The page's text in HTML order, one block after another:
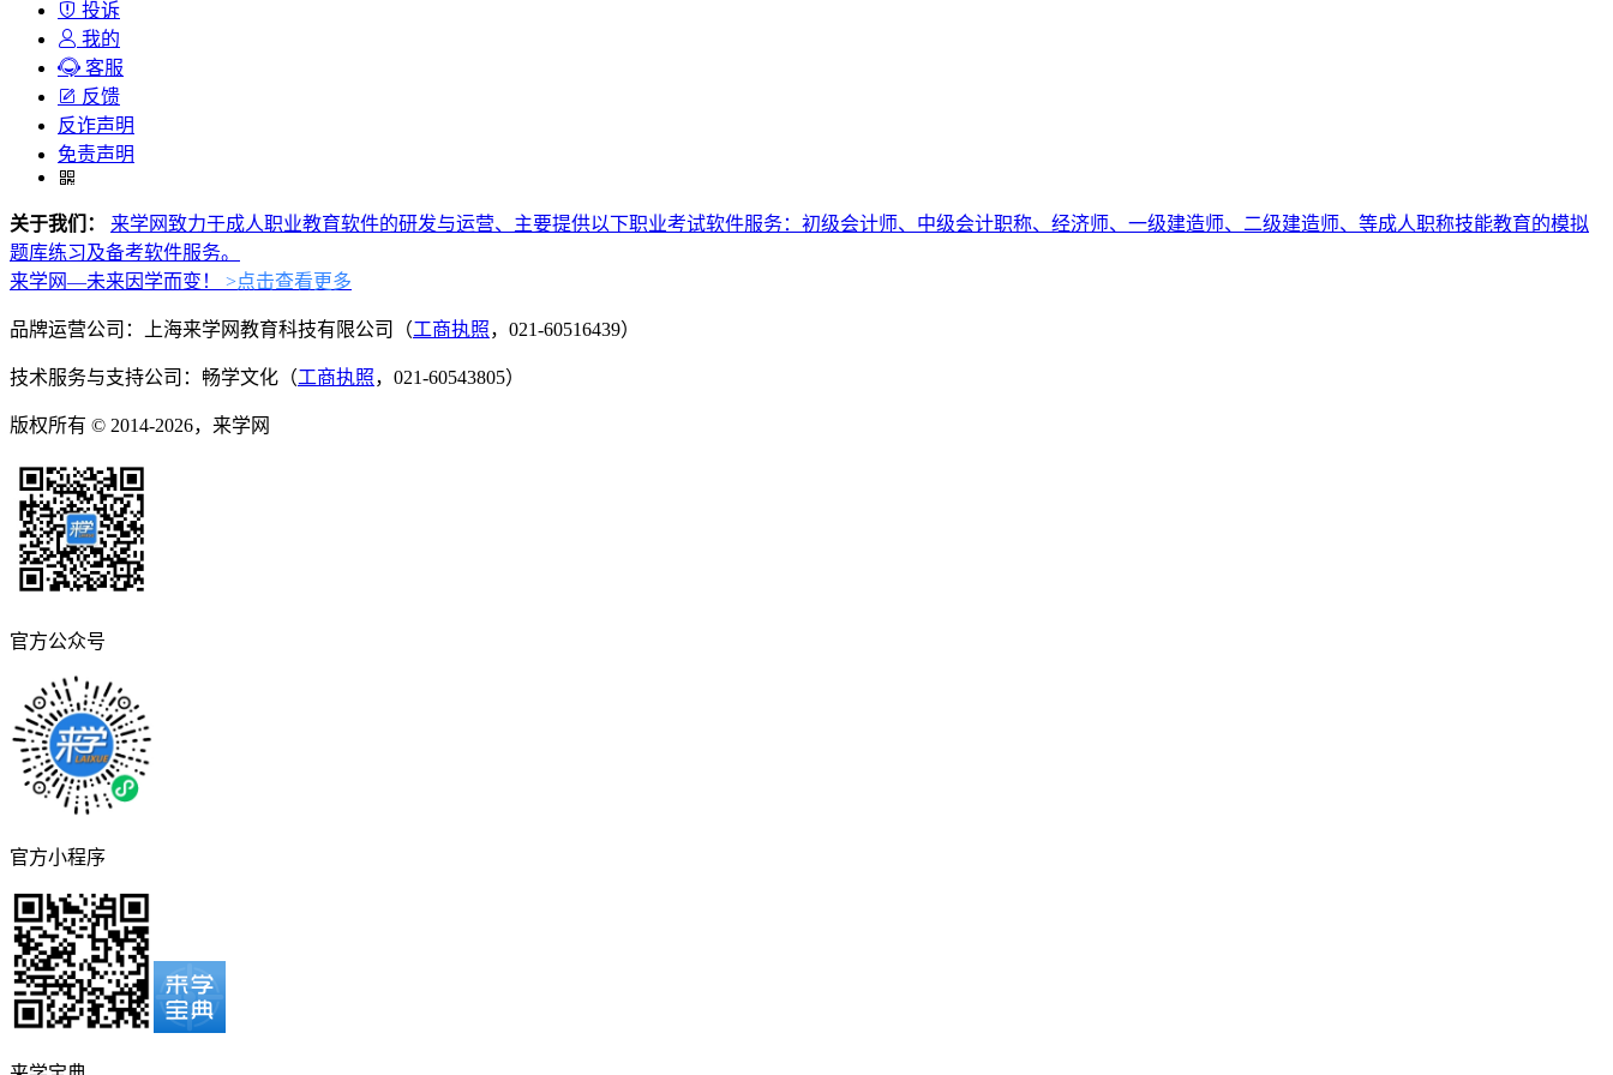
投诉
我的
客服
反馈
反诈声明
免责声明
关于我们：
来学网致力于成人职业教育软件的研发与运营、主要提供以下职业考试软件服务：初级会计师、中级会计职称、经济师、一级建造师、二级建造师、等成人职称技能教育的模拟
题库练习及备考软件服务。
来学网—未来因学而变！
>点击查看更多
品牌运营公司：上海来学网教育科技有限公司（工商执照，021-60516439）
技术服务与支持公司：畅学文化（工商执照，021-60543805）
版权所有 © 2014-2026，来学网
官方公众号
官方小程序